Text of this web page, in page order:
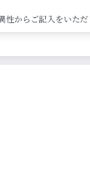
からご記入をいた